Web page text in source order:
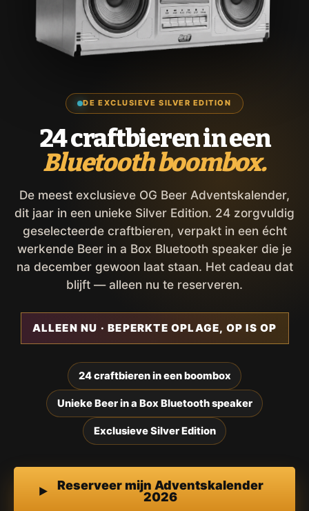
DE EXCLUSIEVE SILVER EDITION
24 craftbieren in een
Bluetooth boombox.
De meest exclusieve OG Beer Adventskalender,
dit jaar in een unieke Silver Edition. 24 zorgvuldig
geselecteerde craftbieren, verpakt in een écht
werkende Beer in a Box Bluetooth speaker die je
na december gewoon laat staan. Het cadeau dat
blijft — alleen nu te reserveren.
ALLEEN NU · BEPERKTE OPLAGE, OP IS OP
24 craftbieren in een boombox
Unieke Beer in a Box Bluetooth speaker
Exclusieve Silver Edition
Reserveer mijn Adventskalender
2026